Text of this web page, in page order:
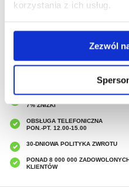
korzystania z ich usług.
Zezwól
Powiązane kategorie: Akcesoria do
7% ZNIŻKI
OBSŁUGA TELEFONICZNA
PON.-PT. 12.00-15.00
30-DNIOWA POLITYKA ZWROTU
PONAD 8 000 000
KLIENTÓW